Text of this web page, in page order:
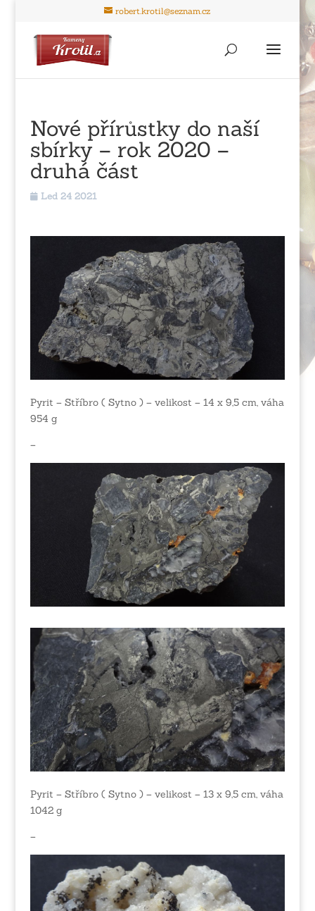
robert.krotil@seznam.cz
Nové přírůstky do naší
sbírky – rok 2020 –
druhá část
Led 24 2021
Pyrit – Stříbro ( Sytno ) – velikost – 14 x 9,5 cm, váha
954 g
–
Pyrit – Stříbro ( Sytno ) – velikost – 13 x 9,5 cm, váha
1042 g
–